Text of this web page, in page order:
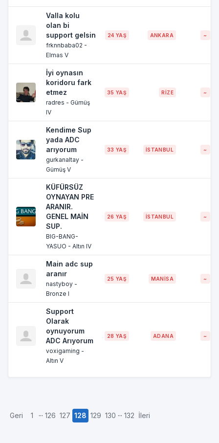
Valla kolu
olan bi
support gelsin
frknnbaba02 -
Elmas V
24 YAŞ ANKARA ~
İyi oynasın
koridoru fark
etmez
radres - Gümüş
IV
35 YAŞ RİZE ~
Kendime Sup
yada ADC
arıyorum
gurkanaltay -
Gümüş V
33 YAŞ İSTANBUL ~
KÜFÜRSÜZ
OYNAYAN PRE
ARANIR.
GENEL MAİN
SUP.
BIG-BANG-
YASUO - Altın IV
26 YAŞ İSTANBUL ~
Main adc sup
aranır
nastyboy -
Bronze I
25 YAŞ MANİSA ~
Support
Olarak
oynuyorum
ADC Arıyorum
voxigaming -
Altın V
28 YAŞ ADANA ~
Geri 1 ... 126 127 128 129 130 ... 132 İleri